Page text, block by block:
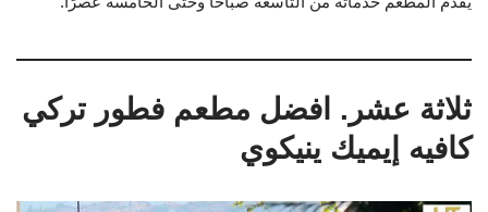
ثلاثة عشر. افضل مطعم فطور تركي
كافيه إيميك ينيكوي